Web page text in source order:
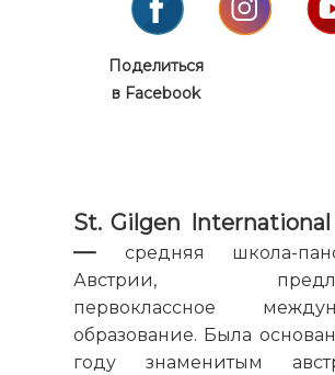
Поделиться
в Facebook
St. Gilgen International
—
средняя школа-
Австрии,
первоклассное
образование. Была
году знаменитым